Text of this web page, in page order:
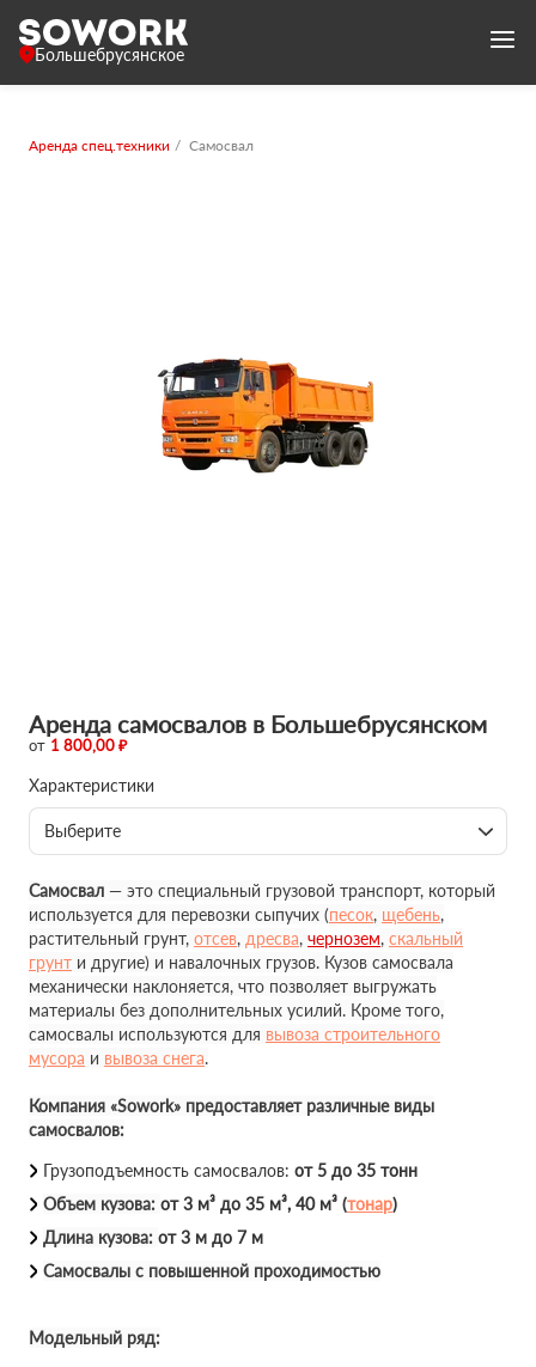
Большебрусянское
Аренда спец.техники Самосвал
Аренда самосвалов в Большебрусянском
от 1 800,00 ₽
Характеристики
Выберите
Самосвал — это специальный грузовой транспорт, который
используется для перевозки сыпучих (песок, щебень,
растительный грунт, отсев, дресва, чернозем, скальный
грунт и другие) и навалочных грузов. Кузов самосвала
механически наклоняется, что позволяет выгружать
материалы без дополнительных усилий. Кроме того,
самосвалы используются для вывоза строительного
мусора и вывоза снега.
Компания «Sowork» предоставляет различные виды
самосвалов:
Грузоподъемность самосвалов: от 5 до 35 тонн
Объем кузова: от 3 м³ до 35 м³, 40 м³ (тонар)
Длина кузова: от 3 м до 7 м
Самосвалы с повышенной проходимостью
Модельный ряд: